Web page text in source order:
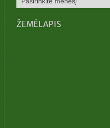
ARCHYVAS
ŽEMĖLAPIS